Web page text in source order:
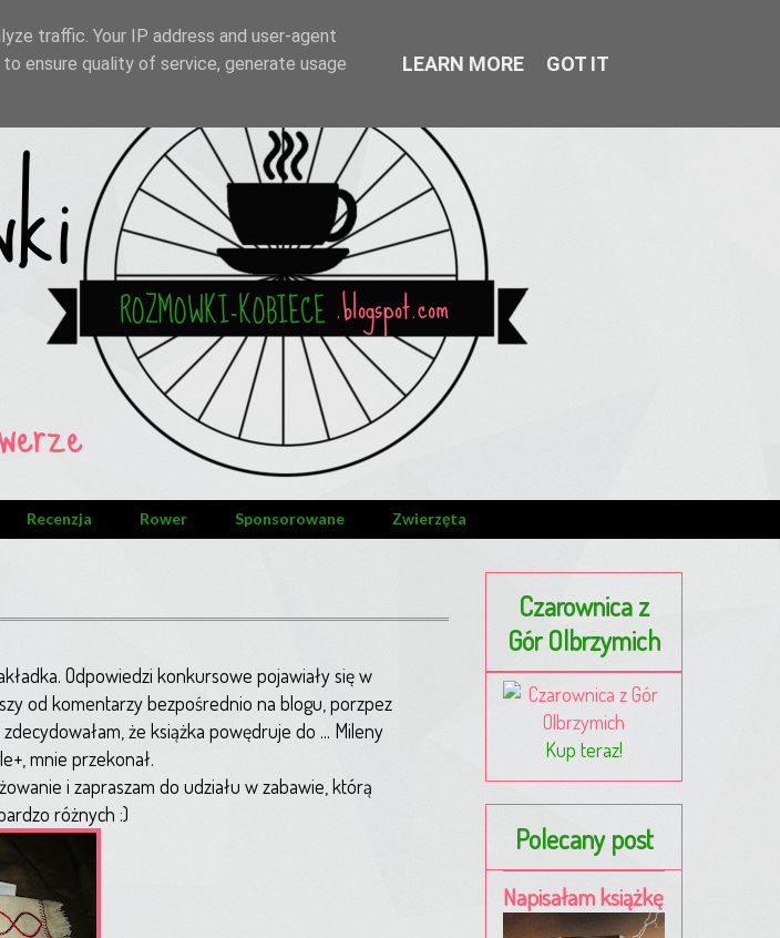
Recenzja Rower Sponsorowane Zwierzęta
Odpowiedzi konkursowe pojawiały się w
od komentarzy bezpośrednio na blogu, porzpez
że książka powędruje do ... Mileny
mnie przekonał.
i zapraszam do udziału w zabawie, którą
różnych :)
Czarownica z
Gór Olbrzymich
Kup teraz!
Polecany post
Napisałam książkę
traffic. Your IP address and user-agent
ensure quality of service, generate usage
LEARN MORE GOT IT